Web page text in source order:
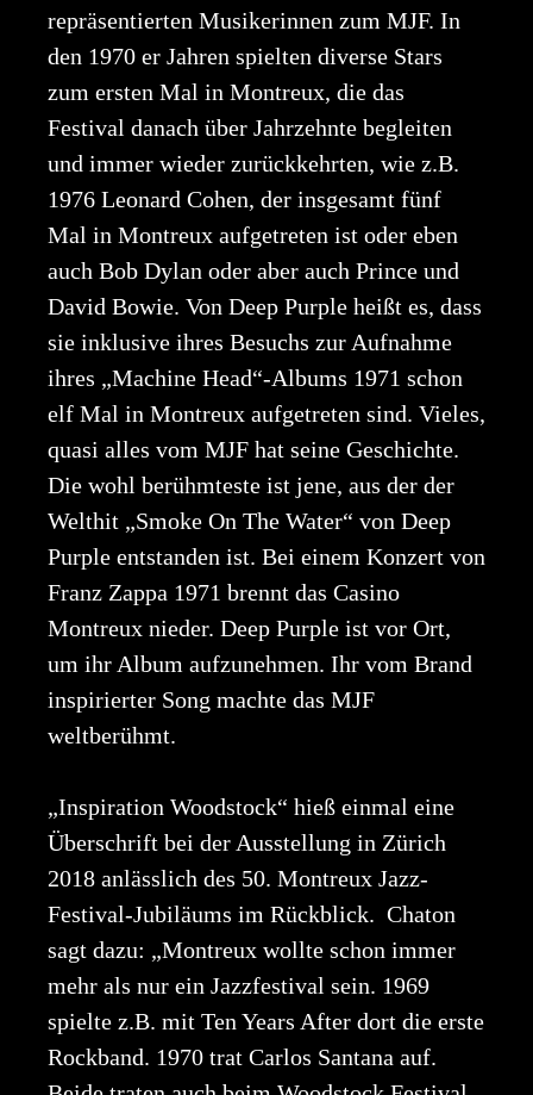
repräsentierten Musikerinnen zum MJF. In
den 1970 er Jahren spielten diverse Stars
zum ersten Mal in Montreux, die das
Festival danach über Jahrzehnte begleiten
und immer wieder zurückkehrten, wie z.B.
1976 Leonard Cohen, der insgesamt fünf
Mal in Montreux aufgetreten ist oder eben
auch Bob Dylan oder aber auch Prince und
David Bowie. Von Deep Purple heißt es, dass
sie inklusive ihres Besuchs zur Aufnahme
ihres „Machine Head“-Albums 1971 schon
elf Mal in Montreux aufgetreten sind. Vieles,
quasi alles vom MJF hat seine Geschichte.
Die wohl berühmteste ist jene, aus der der
Welthit „Smoke On The Water“ von Deep
Purple entstanden ist. Bei einem Konzert von
Franz Zappa 1971 brennt das Casino
Montreux nieder. Deep Purple ist vor Ort,
um ihr Album aufzunehmen. Ihr vom Brand
inspirierter Song machte das MJF
weltberühmt.
„Inspiration Woodstock“ hieß einmal eine
Überschrift bei der Ausstellung in Zürich
2018 anlässlich des 50. Montreux Jazz-
Festival-Jubiläums im Rückblick. Chaton
sagt dazu: „Montreux wollte schon immer
mehr als nur ein Jazzfestival sein. 1969
spielte z.B. mit Ten Years After dort die erste
Rockband. 1970 trat Carlos Santana auf.